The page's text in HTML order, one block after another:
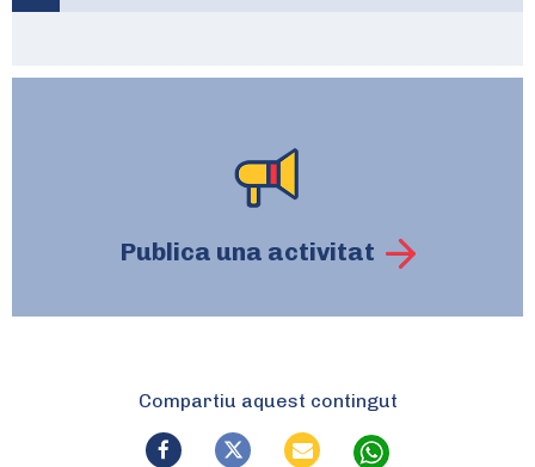
Publica una activitat
Compartiu aquest contingut